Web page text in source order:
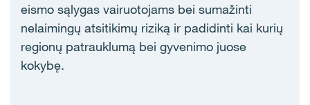
eismo sąlygas vairuotojams bei sumažinti
nelaimingų atsitikimų riziką ir padidinti kai kurių
regionų patrauklumą bei gyvenimo juose
kokybę.